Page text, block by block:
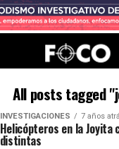
All posts tagged
INVESTIGACIONES 7 años
Helicópteros en la Joyita
distintas